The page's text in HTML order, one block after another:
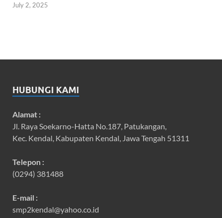
July 2, 2025
HUBUNGI KAMI
Alamat :
Jl. Raya Soekarno-Hatta No.187, Patukangan,
Kec. Kendal, Kabupaten Kendal, Jawa Tengah 51311
Telepon :
(0294) 381488
E-mail :
smp2kendal@yahoo.co.id